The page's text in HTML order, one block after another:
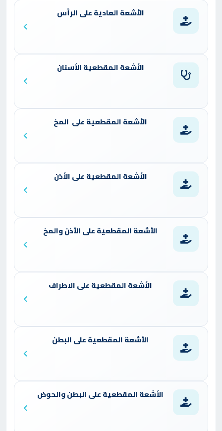
الأشعة العادية على الرأس
الأشعة المقطعية الأسنان
الأشعة المقطعية على المخ
الأشعة المقطعية على الأذن
الأشعة المقطعية على الأذن والمخ
الأشعة المقطعية على الاطراف
الأشعة المقطعية على البطن
الأشعة المقطعية على البطن والحوض